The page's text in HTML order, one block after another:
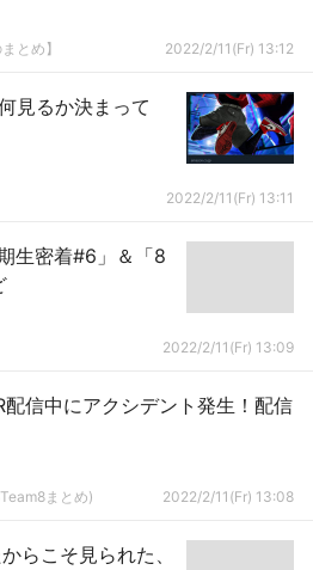
とめ】 2022/2/11(Fr) 13:12
見るか決まって
2022/2/11(Fr) 13:11
生密着#6」＆「8
2022/2/11(Fr) 13:09
配信中にアクシデント発生！配信
まとめ) 2022/2/11(Fr) 13:08
らこそ見られた、